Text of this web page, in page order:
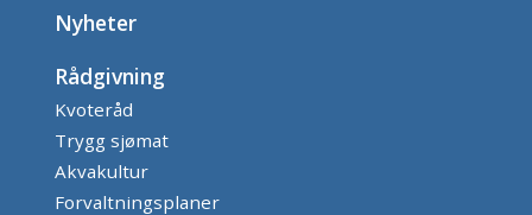
Nyheter
Rådgivning
Kvoteråd
Trygg sjømat
Akvakultur
Forvaltningsplaner